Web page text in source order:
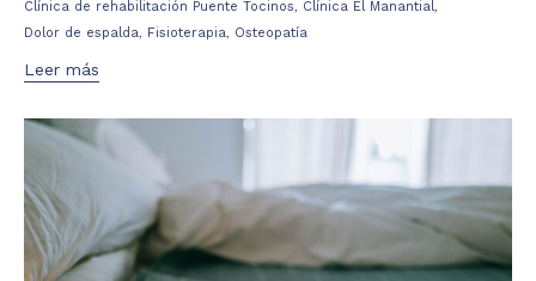
Clínica de rehabilitación Puente Tocinos, Clínica El Manantial,
Dolor de espalda, Fisioterapia, Osteopatía
Leer más